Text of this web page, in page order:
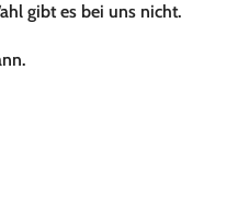
gibt es bei uns nicht.